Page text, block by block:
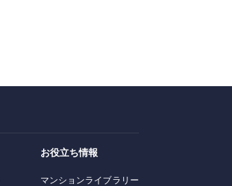
お役立ち情報
マンションライブラリー